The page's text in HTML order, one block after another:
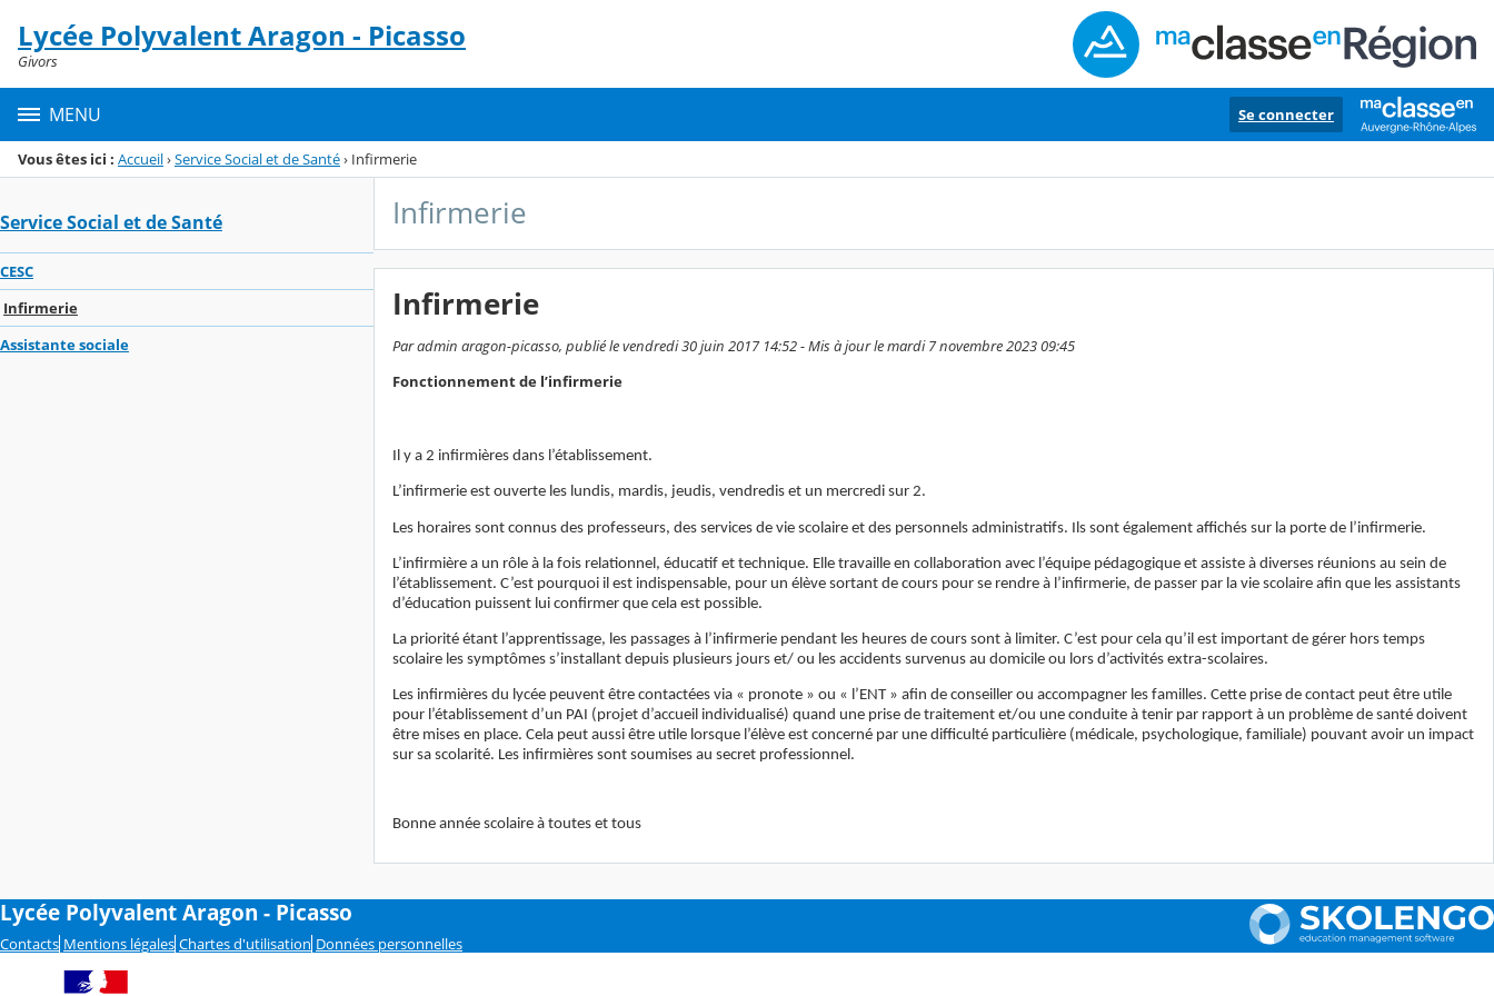
Menu de la rubrique
Contenu
Lycée Polyvalent Aragon - Picasso
Givors
MENU Se connecter
Vous êtes ici : Accueil›Service Social et de Santé› Infirmerie
Service Social et de Santé
CESC
Infirmerie
Assistante sociale
Infirmerie
Infirmerie
Par admin aragon-picasso, publié le vendredi 30 juin 2017 14:52 - Mis à jour le mardi 7 novembre 2023 09:45
Fonctionnement de l’infirmerie
Il y a 2 infirmières dans l’établissement.
L’infirmerie est ouverte les lundis, mardis, jeudis, vendredis et un mercredi sur 2.
Les horaires sont connus des professeurs, des services de vie scolaire et des personnels administratifs. Ils sont également affichés sur la porte de l’infirmerie.
L’infirmière a un rôle à la fois relationnel, éducatif et technique. Elle travaille en collaboration avec l’équipe pédagogique et assiste à diverses réunions au sein de
l’établissement. C’est pourquoi il est indispensable, pour un élève sortant de cours pour se rendre à l’infirmerie, de passer par la vie scolaire afin que les assistants
d’éducation puissent lui confirmer que cela est possible.
La priorité étant l’apprentissage, les passages à l’infirmerie pendant les heures de cours sont à limiter. C’est pour cela qu’il est important de gérer hors temps
scolaire les symptômes s’installant depuis plusieurs jours et/ ou les accidents survenus au domicile ou lors d’activités extra-scolaires.
Les infirmières du lycée peuvent être contactées via « pronote » ou « l’ENT » afin de conseiller ou accompagner les familles. Cette prise de contact peut être utile
pour l’établissement d’un PAI (projet d’accueil individualisé) quand une prise de traitement et/ou une conduite à tenir par rapport à un problème de santé doivent
être mises en place. Cela peut aussi être utile lorsque l’élève est concerné par une difficulté particulière (médicale, psychologique, familiale) pouvant avoir un impact
sur sa scolarité. Les infirmières sont soumises au secret professionnel.
Bonne année scolaire à toutes et tous
Lycée Polyvalent Aragon - Picasso
Contacts Mentions légales Chartes d'utilisation Données personnelles